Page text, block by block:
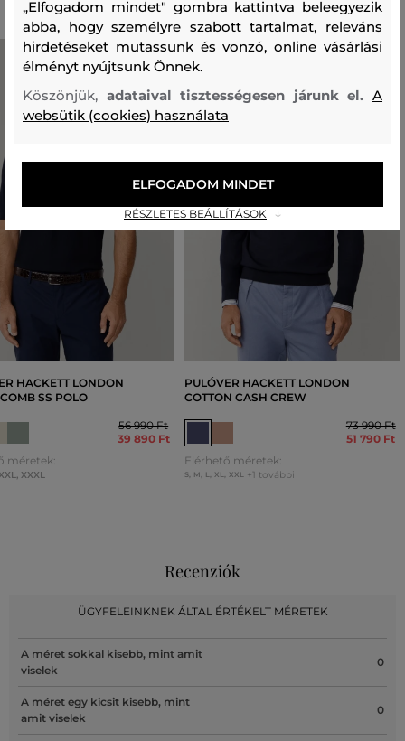
HACKETT LONDON
SS POLO
56 990 Ft
39 890 Ft
méretek:
, XXXL
PULÓVER HACKETT LONDON
COTTON CASH CREW
73 990 Ft
51 790 Ft
Elérhető méretek:
S, M, L, XL, XXL +1 további
Recenziók
ÜGYFELEINKNEK ÁLTAL ÉRTÉKELT MÉRETEK
A méret sokkal kisebb, mint amit
viselek
0
A méret egy kicsit kisebb, mint
amit viselek
0
„Elfogadom mindet" gombra kattintva beleegyezik
abba, hogy személyre szabott tartalmat, releváns
hirdetéseket mutassunk és vonzó, online vásárlási
élményt nyújtsunk Önnek.
Köszönjük, adataival tisztességesen járunk el.A
websütik (cookies) használata
RÉSZLETES BEÁLLÍTÁSOK
ELFOGADOM MINDET